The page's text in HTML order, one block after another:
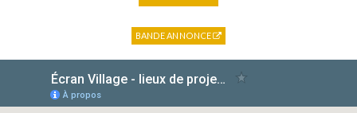
BANDE ANNONCE